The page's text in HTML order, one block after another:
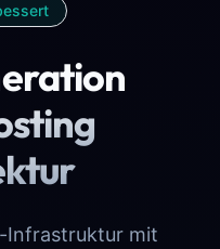
Infrastruktur mit